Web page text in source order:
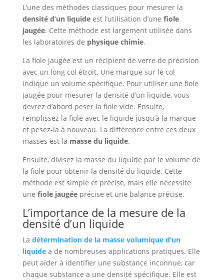
L’une des méthodes classiques pour mesurer la
densité d’un liquideest l’utilisation d’une fiole
jaugée. Cette méthode est largement utilisée dans
les laboratoires de physique chimie.
La fiole jaugée est un récipient de verre de précision
avec un long col étroit. Une marque sur le col
indique un volume spécifique. Pour utiliser une fiole
jaugée pour mesurer la densité d’un liquide, vous
devrez d’abord peser la fiole vide. Ensuite,
remplissez la fiole avec le liquide jusqu’à la marque
et pesez-la à nouveau. La différence entre ces deux
masses est la masse du liquide.
Ensuite, divisez la masse du liquide par le volume de
la fiole pour obtenir la densité du liquide. Cette
méthode est simple et précise, mais elle nécessite
une fiole jaugéeprécise et une balance précise.
L’importance de la mesure de la
densité d’un liquide
La détermination de la masse volumique d’un
liquidea de nombreuses applications pratiques. Elle
peut aider à identifier une substance inconnue, car
chaque substance a une densité spécifique. Elle est